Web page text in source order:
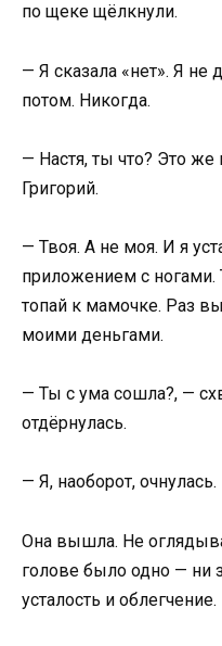
по щеке щёлкнули.
— Я сказала «нет». Я не
потом. Никогда.
— Настя, ты что? Это
Григорий.
— Твоя. А не моя. И я
приложением с ногами.
топай к мамочке. Раз
моими деньгами.
— Ты с ума сошла?, —
отдёрнулась.
— Я, наоборот, очнулась.
Она вышла. Не
голове было одно — ни
усталость и облегчение.